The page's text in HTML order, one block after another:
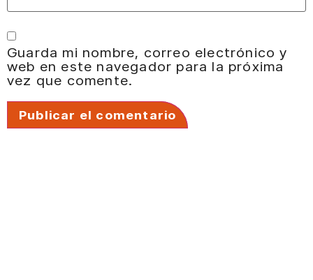
Guarda mi nombre, correo electrónico y
web en este navegador para la próxima
vez que comente.